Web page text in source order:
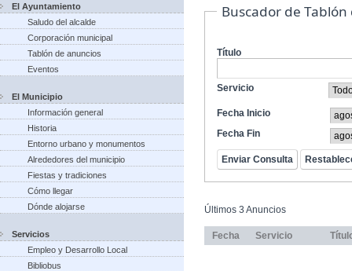
El Ayuntamiento
Saludo del alcalde
Corporación municipal
Tablón de anuncios
Eventos
El Municipio
Información general
Historia
Entorno urbano y monumentos
Alrededores del municipio
Fiestas y tradiciones
Cómo llegar
Dónde alojarse
Servicios
Empleo y Desarrollo Local
Bibliobus
Buscador de
Título
Servicio
Fecha Inicio
Fecha Fin
Últimos 3 Anuncios
Fecha Servicio